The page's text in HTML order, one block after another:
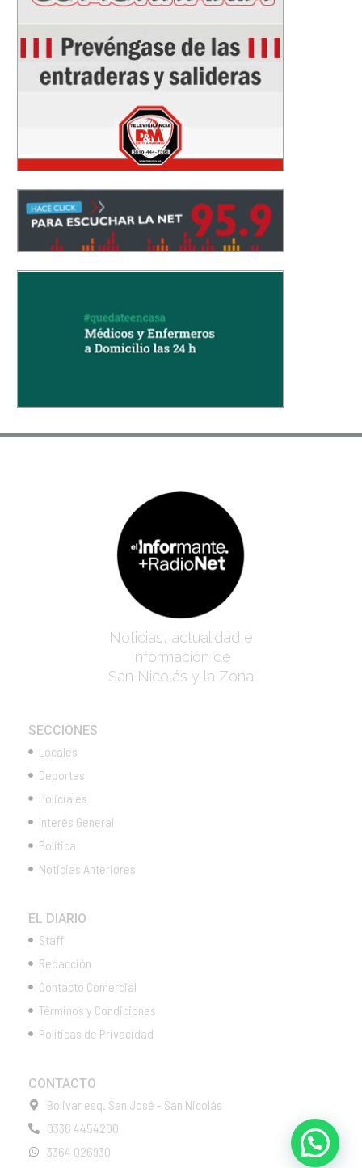
Noticias, actualidad e
Información de
San Nicolás y la Zona
SECCIONES
Locales
Deportes
Policiales
Interés General
Política
Noticias Anteriores
EL DIARIO
Staff
Redacción
Contacto Comercial
Términos y Condiciones
Políticas de Privacidad
CONTACTO
Bolivar esq. San José - San Nicolás
0336 4454200
3364 026930